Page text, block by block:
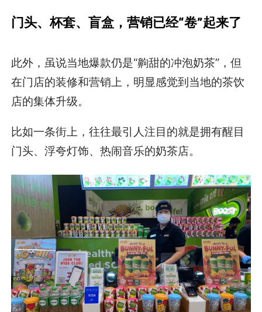
门头、杯套、盲盒，营销已经“卷”起来了
此外，虽说当地爆款仍是“齁甜的冲泡奶茶”，但
在门店的装修和营销上，明显感觉到当地的茶饮
店的集体升级。
比如一条街上，往往最引人注目的就是拥有醒目
门头、浮夸灯饰、热闹音乐的奶茶店。